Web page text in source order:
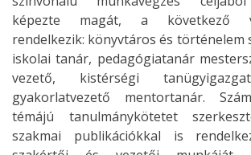
képezte magát, a következő
rendelkezik: könyvtáros és történelem
iskolai tanár, pedagógiatanár
vezető, kistérségi
gyakorlatvezető mentortanár.
témájú tanulmánykötetet
szakmai publikációkkal is